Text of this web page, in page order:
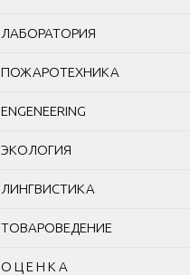
ЛАБОРАТОРИЯ
ПОЖАРОТЕХНИКА
ENGENEERING
ЭКОЛОГИЯ
ЛИНГВИСТИКА
ТОВАРОВЕДЕНИЕ
О Ц Е Н К А